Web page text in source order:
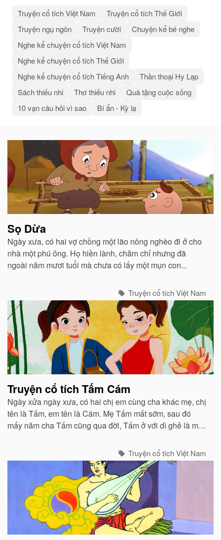
Truyện cổ tích Việt Nam
Truyện cổ tích Thế Giới
Truyện ngụ ngôn
Truyện cười
Chuyện kể bé nghe
Nghe kể chuyện cổ tích Việt Nam
Nghe kể chuyện cổ tích Thế Giới
Nghe kể chuyện cổ tích Tiếng Anh
Thần thoại Hy Lạp
Sách thiếu nhi
Thơ thiếu nhi
Quà tặng cuộc sống
10 vạn câu hỏi vì sao
Bí ẩn - Kỳ lạ
Bài
viết
liên
quan
Sọ Dừa
Ngày xưa, có hai vợ chồng một lão nông nghèo đi ở cho
nhà một phú ông. Họ hiền lành, chăm chỉ nhưng đã
ngoài năm mươi tuổi mà chưa có lấy một mụn con...
Truyện cổ tích Việt Nam
Truyện cổ tích Tấm Cám
Ngày xửa ngày xưa, có hai chị em cùng cha khác mẹ, chị
tên là Tấm, em tên là Cám. Mẹ Tấm mất sớm, sau đó
mấy năm cha Tấm cũng qua đời, Tấm ở với dì ghẻ là mẹ
Truyện cổ tích Việt Nam